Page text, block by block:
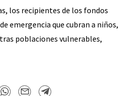
los recipientes de los fondos
emergencia que cubran a niños,
poblaciones vulnerables,